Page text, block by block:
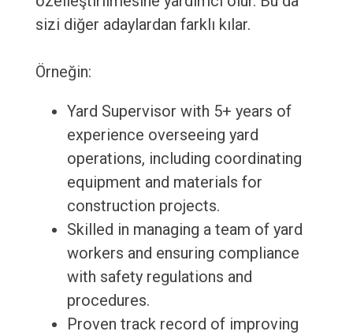
sizi diğer adaylardan farklı kılar.
Örneğin:
Yard Supervisor with 5+ years of
experience overseeing yard
operations, including coordinating
equipment and materials for
construction projects.
Skilled in managing a team of yard
workers and ensuring compliance
with safety regulations and
procedures.
Proven track record of improving